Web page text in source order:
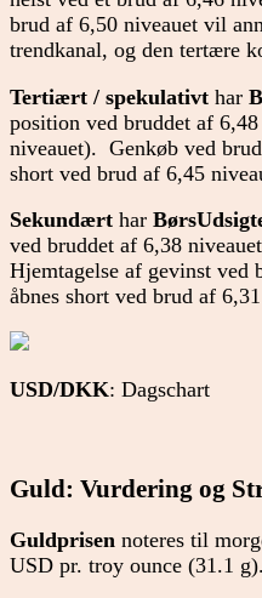
brud af 6,50 niveauet vil
trendkanal, og den tertære
Tertiært / spekulativt har
position ved bruddet af
niveauet). Genkøb ved
short ved brud af 6,45
Sekundært har
ved bruddet af 6,38
Hjemtagelse af gevinst ved
åbnes short ved brud af
USD/DKK: Dagschart
Guld: Vurdering og
Guldprisen noteres til
USD pr. troy ounce (31.1 g).